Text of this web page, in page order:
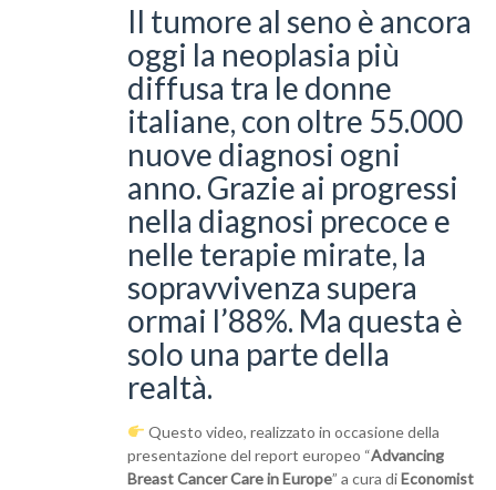
Il tumore al seno è ancora
oggi la neoplasia più
diffusa tra le donne
italiane, con oltre 55.000
nuove diagnosi ogni
anno. Grazie ai progressi
nella diagnosi precoce e
nelle terapie mirate, la
sopravvivenza supera
ormai l’88%. Ma questa è
solo una parte della
realtà.
Questo video, realizzato in occasione della
presentazione del report europeo “Advancing
Breast Cancer Care in Europe” a cura diEconomist